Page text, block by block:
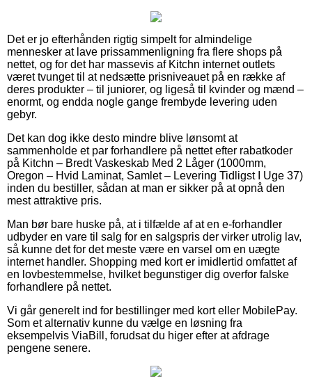
Det er jo efterhånden rigtig simpelt for almindelige
mennesker at lave prissammenligning fra flere shops på
nettet, og for det har massevis af Kitchn internet outlets
været tvunget til at nedsætte prisniveauet på en række af
deres produkter – til juniorer, og ligeså til kvinder og mænd –
enormt, og endda nogle gange frembyde levering uden
gebyr.
Det kan dog ikke desto mindre blive lønsomt at
sammenholde et par forhandlere på nettet efter rabatkoder
på Kitchn – Bredt Vaskeskab Med 2 Låger (1000mm,
Oregon – Hvid Laminat, Samlet – Levering Tidligst I Uge 37)
inden du bestiller, sådan at man er sikker på at opnå den
mest attraktive pris.
Man bør bare huske på, at i tilfælde af at en e-forhandler
udbyder en vare til salg for en salgspris der virker utrolig lav,
så kunne det for det meste være en varsel om en uægte
internet handler. Shopping med kort er imidlertid omfattet af
en lovbestemmelse, hvilket begunstiger dig overfor falske
forhandlere på nettet.
Vi går generelt ind for bestillinger med kort eller MobilePay.
Som et alternativ kunne du vælge en løsning fra
eksempelvis ViaBill, forudsat du higer efter at afdrage
pengene senere.